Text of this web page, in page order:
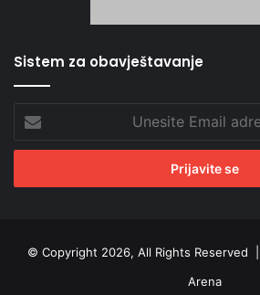
Sistem za obavještavanje
Email
adresu
© Copyright 2026, All Rights Reserved |
Arena